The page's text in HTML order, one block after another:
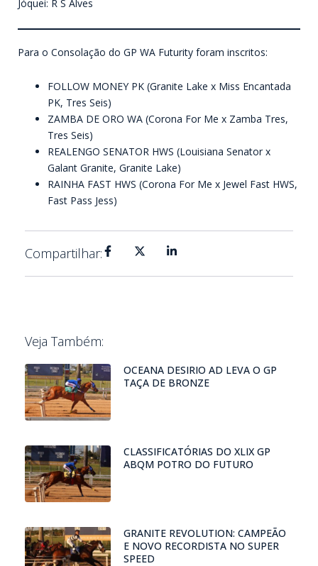
Jóquei: R S Alves
Para o Consolação do GP WA Futurity foram inscritos:
FOLLOW MONEY PK (Granite Lake x Miss Encantada
PK, Tres Seis)
ZAMBA DE ORO WA (Corona For Me x Zamba Tres,
Tres Seis)
REALENGO SENATOR HWS (Louisiana Senator x
Galant Granite, Granite Lake)
RAINHA FAST HWS (Corona For Me x Jewel Fast HWS,
Fast Pass Jess)
Compartilhar:
Veja Também:
OCEANA DESIRIO AD LEVA O GP
TAÇA DE BRONZE
CLASSIFICATÓRIAS DO XLIX GP
ABQM POTRO DO FUTURO
GRANITE REVOLUTION: CAMPEÃO
E NOVO RECORDISTA NO SUPER
SPEED